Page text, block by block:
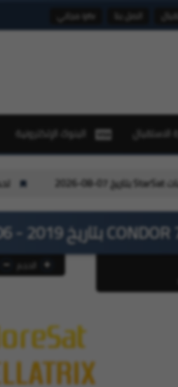
اتصل بنا iptv مجاني
البنوك الإلكترونية
تحديثات أجهزة ستارسات StarSat بتاريخ 06-08-2026
الحجم